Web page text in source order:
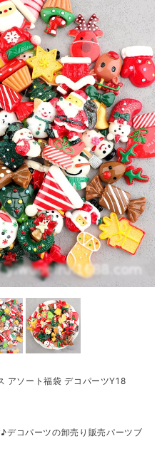
ソート福袋 デコパーツY18
デコパーツの卸売り販売パーツブ